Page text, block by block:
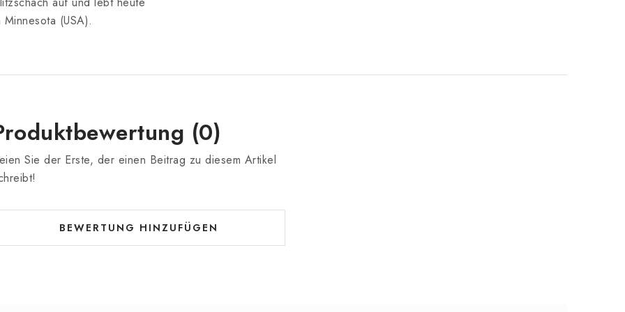
Minnesota (USA).
(0)
Sie der Erste, der einen Beitrag zu diesem Artikel
BEWERTUNG HINZUFÜGEN